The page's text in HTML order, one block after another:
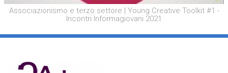
Associazionismo e terzo settore | Young Creative Toolkit #1 -
Incontri Informagiovani 2021